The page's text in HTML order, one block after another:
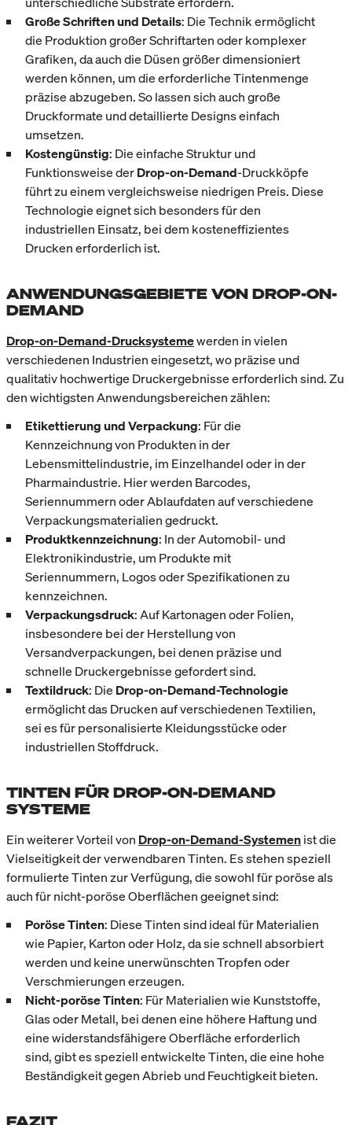
Große Schriften und Details: Die Technik ermöglicht
die Produktion großer Schriftarten oder komplexer
Grafiken, da auch die Düsen größer dimensioniert
werden können, um die erforderliche Tintenmenge
präzise abzugeben. So lassen sich auch große
Druckformate und detaillierte Designs einfach
umsetzen.
Kostengünstig: Die einfache Struktur und
Funktionsweise derDrop-on-Demand-Druckköpfe
führt zu einem vergleichsweise niedrigen Preis. Diese
Technologie eignet sich besonders für den
industriellen Einsatz, bei dem kosteneffizientes
Drucken erforderlich ist.
ANWENDUNGSGEBIETE VON DROP-ON-
DEMAND
Drop-on-Demand-Drucksystemewerden in vielen
verschiedenen Industrien eingesetzt, wo präzise und
qualitativ hochwertige Druckergebnisse erforderlich sind. Zu
den wichtigsten Anwendungsbereichen zählen:
Etikettierung und Verpackung: Für die
Kennzeichnung von Produkten in der
Lebensmittelindustrie, im Einzelhandel oder in der
Pharmaindustrie. Hier werden Barcodes,
Seriennummern oder Ablaufdaten auf verschiedene
Verpackungsmaterialien gedruckt.
Produktkennzeichnung: In der Automobil- und
Elektronikindustrie, um Produkte mit
Seriennummern, Logos oder Spezifikationen zu
kennzeichnen.
Verpackungsdruck: Auf Kartonagen oder Folien,
insbesondere bei der Herstellung von
Versandverpackungen, bei denen präzise und
schnelle Druckergebnisse gefordert sind.
Textildruck: Die Drop-on-Demand-Technologie
ermöglicht das Drucken auf verschiedenen Textilien,
sei es für personalisierte Kleidungsstücke oder
industriellen Stoffdruck.
TINTEN FÜR DROP-ON-DEMAND
SYSTEME
Ein weiterer Vorteil von Drop-on-Demand-Systemenist die
Vielseitigkeit der verwendbaren Tinten. Es stehen speziell
formulierte Tinten zur Verfügung, die sowohl für poröse als
auch für nicht-poröse Oberflächen geeignet sind:
Poröse Tinten: Diese Tinten sind ideal für Materialien
wie Papier, Karton oder Holz, da sie schnell absorbiert
werden und keine unerwünschten Tropfen oder
Verschmierungen erzeugen.
Nicht-poröse Tinten: Für Materialien wie Kunststoffe,
Glas oder Metall, bei denen eine höhere Haftung und
eine widerstandsfähigere Oberfläche erforderlich
sind, gibt es speziell entwickelte Tinten, die eine hohe
Beständigkeit gegen Abrieb und Feuchtigkeit bieten.
FAZIT